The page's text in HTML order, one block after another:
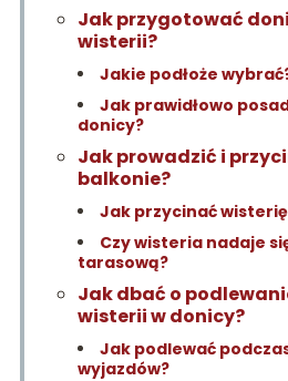
Jak przygotować
wisterii?
Jakie podłoże
Jak prawidłowo
donicy?
Jak prowadzić i
balkonie?
Jak przycinać
Czy wisteria nadaje
tarasową?
Jak dbać o
wisterii w donicy?
Jak podlewać
wyjazdów?